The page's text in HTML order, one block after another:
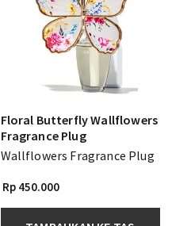
Floral Butterfly Wallflowers
Fragrance Plug
Wallflowers Fragrance Plug
Rp 450.000